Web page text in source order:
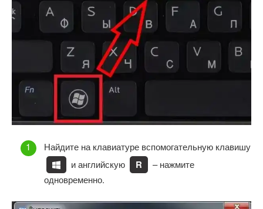
Найдите на клавиатуре вспомогательную клавишу
и английскую
R
– нажмите
одновременно.